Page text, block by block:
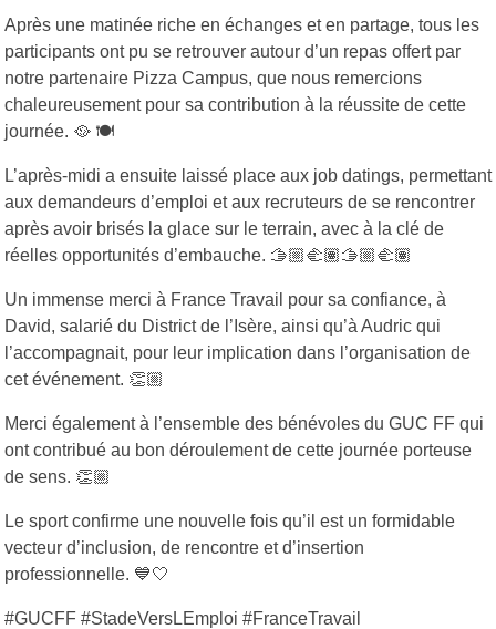
Après une matinée riche en échanges et en partage, tous les
participants ont pu se retrouver autour d’un repas offert par
notre partenaire Pizza Campus, que nous remercions
chaleureusement pour sa contribution à la réussite de cette
journée. 🥘 🍽️
L’après-midi a ensuite laissé place aux job datings, permettant
aux demandeurs d’emploi et aux recruteurs de se rencontrer
après avoir brisés la glace sur le terrain, avec à la clé de
réelles opportunités d’embauche. 🫱🏼‍🫲🏽🫱🏼‍🫲🏽
Un immense merci à France Travail pour sa confiance, à
David, salarié du District de l’Isère, ainsi qu’à Audric qui
l’accompagnait, pour leur implication dans l’organisation de
cet événement. 👏🏼
Merci également à l’ensemble des bénévoles du GUC FF qui
ont contribué au bon déroulement de cette journée porteuse
de sens. 👏🏼
Le sport confirme une nouvelle fois qu’il est un formidable
vecteur d’inclusion, de rencontre et d’insertion
professionnelle. 💙🤍
#GUCFF #StadeVersLEmploi #FranceTravail